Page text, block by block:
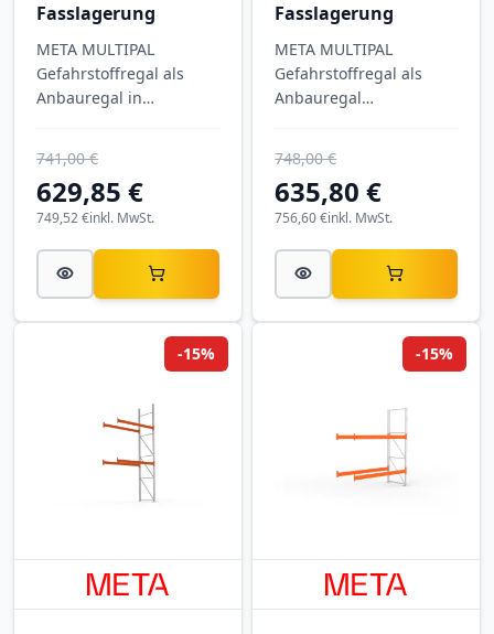
Fasslagerung
META MULTIPAL
Gefahrstoffregal als
Anbauregal in
Auffangwanne Typ 1,
drei Lagerebenen und
6.500 kg Feldlast für die
Lagerung von
Gefahrstoffen und
629,85 €
741,00 €
inkl. MwSt.
749,52 €
Fasslagerung
META MULTIPAL
Gefahrstoffregal als
Anbauregal
verzinkt, 2.700 × 2.700 ×
1.100 mm, Feldlast 8.
635,80 €
748,00 €
inkl. MwSt.
756,60 €
-15% -15%